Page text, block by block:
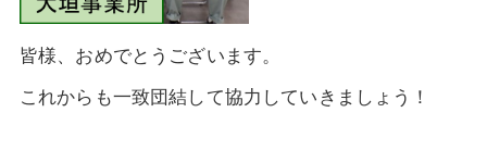
皆様、おめでとうございます。
これからも一致団結して協力していきましょう！